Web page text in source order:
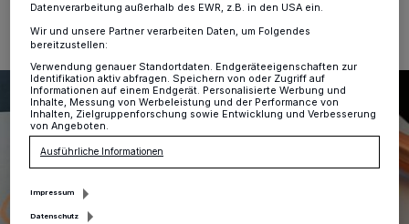
Datenverarbeitung außerhalb des EWR, z.B. in den USA ein.
Wir und unsere Partner verarbeiten Daten, um Folgendes
bereitzustellen:
Verwendung genauer Standortdaten. Endgeräteeigenschaften zur
Identifikation aktiv abfragen. Speichern von oder Zugriff auf
Informationen auf einem Endgerät. Personalisierte Werbung und
Inhalte, Messung von Werbeleistung und der Performance von
Inhalten, Zielgruppenforschung sowie Entwicklung und Verbesserung
von Angeboten.
Ausführliche Informationen
Impressum
Datenschutz